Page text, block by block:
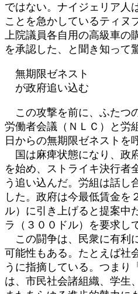
ではない。ナイジェリア人
ことを急かしているティヌ
上院議員各自用の高級車
を承認した、と聞き知って
無期限ゼネスト
が政府追い込む
この攻撃を前に、ふたつ
労働者会議（ＮＬＣ）と労
日からの無期限ゼネストを
国は麻痺状態になり、政
を始め、ストライキ決行者
う追い込んだ。労組は話し
した。政府は今最低賃金を
ル）に引き上げると提案中
ラ（３００ドル）を要求し
この闘争は、民衆に有利
可能性もある。たとえば社
うに指摘している。つまり
は、市民社会諸組織、学生